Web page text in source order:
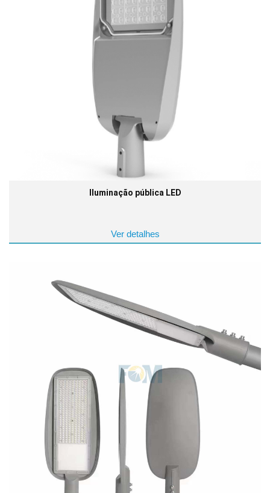
Iluminação pública LED
Ver detalhes